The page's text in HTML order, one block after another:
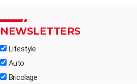
NEWSLETTERS
Lifestyle
Auto
Bricolage